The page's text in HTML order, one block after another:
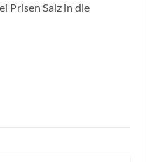
Prisen Salz in die